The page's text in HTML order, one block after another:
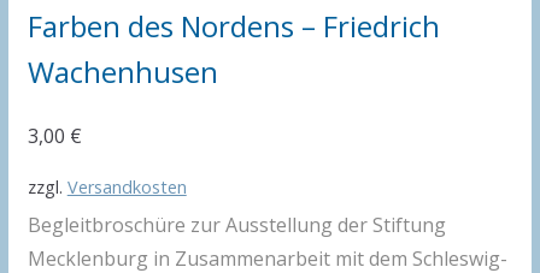
Farben des Nordens – Friedrich
Wachenhusen
3,00 €
zzgl. Versandkosten
Begleitbroschüre zur Ausstellung der Stiftung
Mecklenburg in Zusammenarbeit mit dem Schleswig-